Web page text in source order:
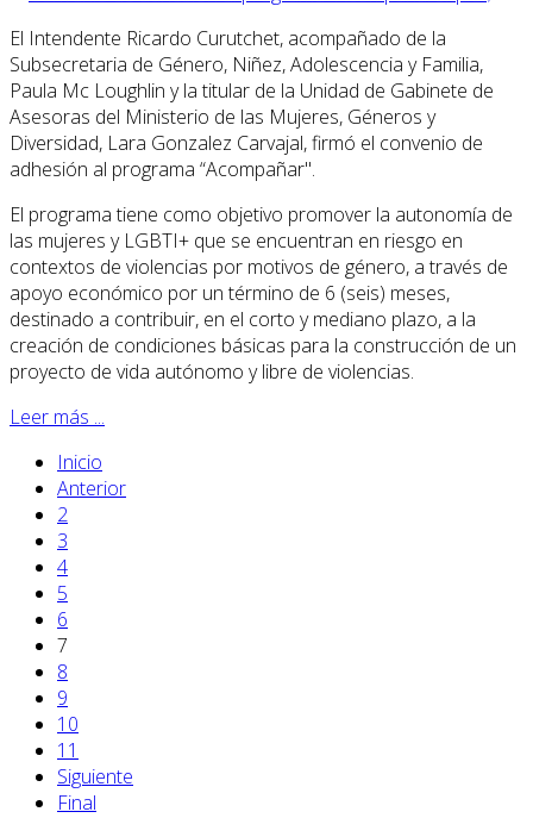
El Intendente Ricardo Curutchet, acompañado de la
Subsecretaria de Género, Niñez, Adolescencia y Familia,
Paula Mc Loughlin y la titular de la Unidad de Gabinete de
Asesoras del Ministerio de las Mujeres, Géneros y
Diversidad, Lara Gonzalez Carvajal, firmó el convenio de
adhesión al programa “Acompañar".
El programa tiene como objetivo promover la autonomía de
las mujeres y LGBTI+ que se encuentran en riesgo en
contextos de violencias por motivos de género, a través de
apoyo económico por un término de 6 (seis) meses,
destinado a contribuir, en el corto y mediano plazo, a la
creación de condiciones básicas para la construcción de un
proyecto de vida autónomo y libre de violencias.
Leer más ...
Inicio
Anterior
2
3
4
5
6
7
8
9
10
11
Siguiente
Final